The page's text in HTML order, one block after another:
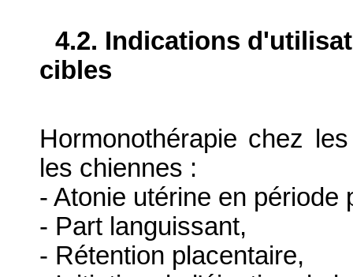
4.2. Indications
cibles
Hormonothérapie chez
les chiennes :
- Atonie utérine en période
- Part languissant,
- Rétention placentaire,